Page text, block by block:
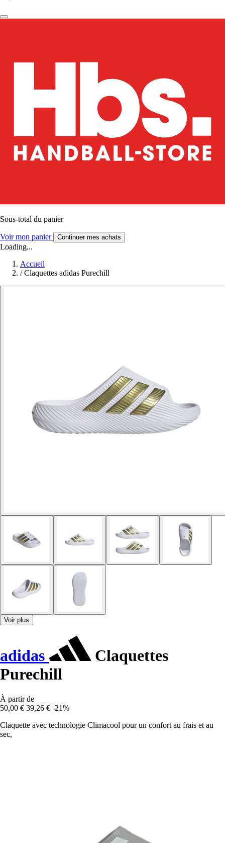
Sous-total du panier
Voir mon panier Continuer mes achats
Loading...
Accueil
/ Claquettes adidas Purechill
Voir plus
adidas
Claquettes
Purechill
À partir de
50,00 € 39,26 € -21%
Claquette avec technologie Climacool pour un confort au frais et au
sec,